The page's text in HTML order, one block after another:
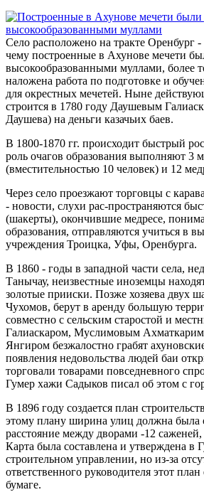
Село расположено на тракте Оренбург -
чему построенные в Ахунове мечети
высокообразованными муллами, более
наложена работа по подготовке и
для окрестных мечетей. Ныне
строится в 1780 году Даушевым
Даушева) на деньги казачьих баев.
В 1800-1870 гг. происходит быстрый
роль очагов образования выполняют 3
(вместительностью 10 человек) и 12
Через село проезжают торговцы с
- новости, слухи рас-пространяются
(шакерты), окончившие медресе,
образования, отправляются учиться в
учреждения Троицка, Уфы, Оренбурга.
В 1860 - годы в западной части села,
Танычау, неизвестные иноземцы
золотые прииски. Позже хозяева двух
Чухомов, берут в аренду большую
совместно с сельским старостой и
Галиаскаром, Муслимовым
Янгиром безжалостно грабят
появления недовольства людей баи
торговали товарами повседневного
Гумер хажи Садыков писал об этом с
В 1896 году создается план
этому плану ширина улиц должна была
расстояние между дворами -12
Карта была составлена и утверждена в
строительном управлении, но из-за
ответственного руководителя этот
бумаге.